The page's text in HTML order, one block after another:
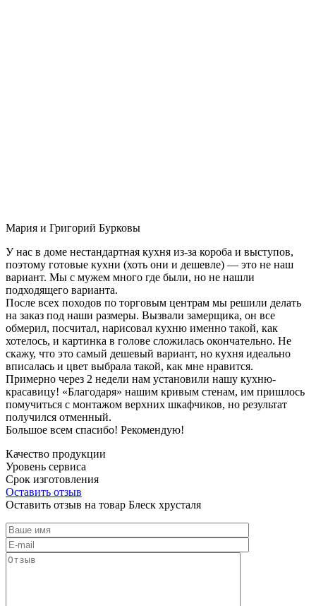
Мария и Григорий Бурковы
У нас в доме нестандартная кухня из-за короба и выступов,
поэтому готовые кухни (хоть они и дешевле) — это не наш
вариант. Мы с мужем много где были, но не нашли
подходящего варианта.
После всех походов по торговым центрам мы решили делать
на заказ под наши размеры. Вызвали замерщика, он все
обмерил, посчитал, нарисовал кухню именно такой, как
хотелось, и картинка в голове сложилась окончательно. Не
скажу, что это самый дешевый вариант, но кухня идеально
вписалась и цвет выбрала такой, как мне нравится.
Примерно через 2 недели нам установили нашу кухню-
красавицу! «Благодаря» нашим кривым стенам, им пришлось
помучиться с монтажом верхних шкафчиков, но результат
получился отменный.
Большое всем спасибо! Рекомендую!
Качество продукции
Уровень сервиса
Срок изготовления
Оставить отзыв
Оставить отзыв на товар Блеск хрусталя